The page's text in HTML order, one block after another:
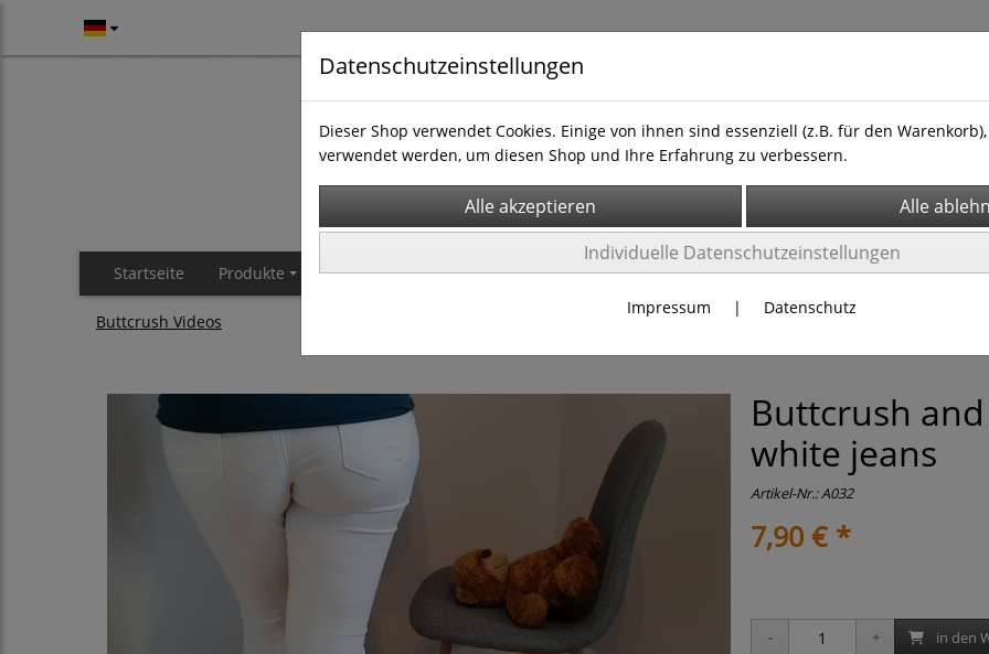
Startseite Produkte
Buttcrush Videos
Buttcrush
white jeans
Artikel-Nr.:A032
7,90 € *
in den
Datenschutzeinstellungen
Dieser Shop verwendet Cookies. Einige von ihnen sind essenziell (z.B. für den
verwendet werden, um diesen Shop und Ihre Erfahrung zu verbessern.
Individuelle Datenschutzeinstellungen
Impressum | Datenschutz